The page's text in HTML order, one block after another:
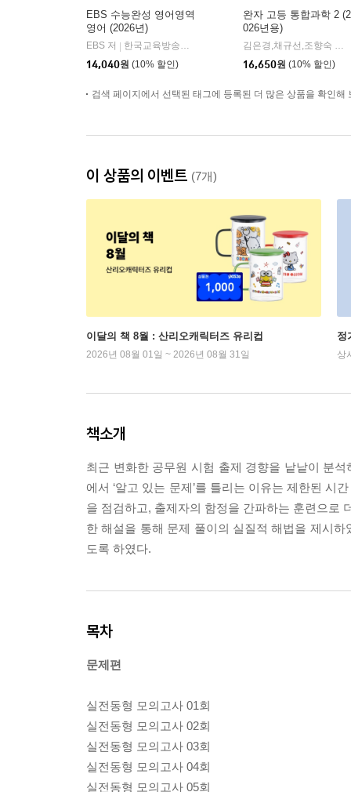
EBS 수능완성 영어영역
영어 (2026년)
EBS 저
한국교육방송공사
14,040원 (10% 할인)
완자 고등 통합과학 2 (2
026년용)
김은경,채규선,조향숙 등저
16,650원 (10% 할인)
검색 페이지에서 선택된 태그에 등록된 더 많은 상품을 확인해
이 상품의 이벤트 (7개)
이달의 책 8월 : 산리오캐릭터즈 유리컵
2026년 08월 01일 ~ 2026년 08월 31일
정
상
책소개
최근 변화한 공무원 시험 출제 경향을 낱낱이 분
에서 ‘알고 있는 문제’를 틀리는 이유는 제한된 시
을 점검하고, 출제자의 함정을 간파하는 훈련으로
한 해설을 통해 문제 풀이의 실질적 해법을 제시
도록 하였다.
목차
문제편
실전동형 모의고사 01회
실전동형 모의고사 02회
실전동형 모의고사 03회
실전동형 모의고사 04회
실전동형 모의고사 05회